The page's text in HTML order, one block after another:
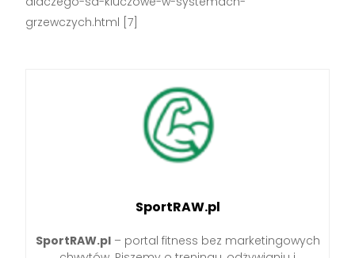
grzewczych.html [7]
SportRAW.pl
SportRAW.pl– portal fitness bez marketingowych